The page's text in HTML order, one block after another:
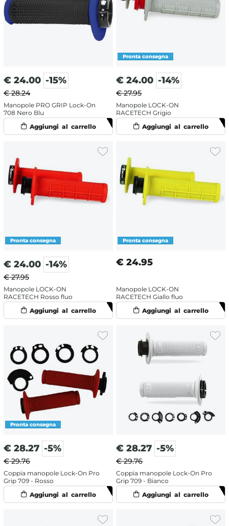
€ 24.00 -15%
€ 28.24
Manopole PRO GRIP Lock-On
708 Nero Blu
€ 24.00 -14%
€ 27.95
Manopole LOCK-ON
RACETECH Grigio
€ 24.00 -14%
€ 27.95
Manopole LOCK-ON
RACETECH Rosso fluo
€ 24.95
Manopole LOCK-ON
RACETECH Giallo fluo
€ 28.27 -5%
€ 29.76
Coppia manopole Lock-On Pro
Grip 709 - Rosso
€ 28.27 -5%
€ 29.76
Coppia manopole Lock-On Pro
Grip 709 - Bianco